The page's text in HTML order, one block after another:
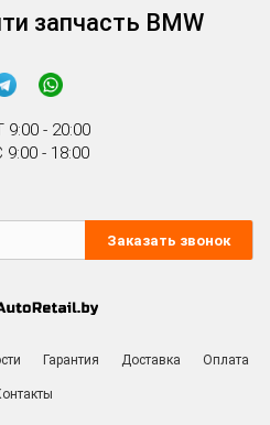
запчасть BMW
- 20:00
- 18:00
Заказать звонок
Гарантия Доставка Оплата